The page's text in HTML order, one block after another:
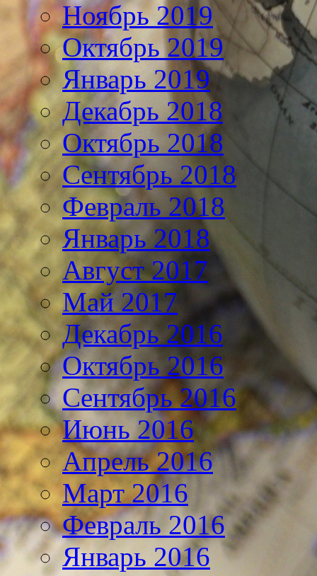
Ноябрь 2019
Октябрь 2019
Январь 2019
Декабрь 2018
Октябрь 2018
Сентябрь 2018
Февраль 2018
Январь 2018
Август 2017
Май 2017
Декабрь 2016
Октябрь 2016
Сентябрь 2016
Июнь 2016
Апрель 2016
Март 2016
Февраль 2016
Январь 2016